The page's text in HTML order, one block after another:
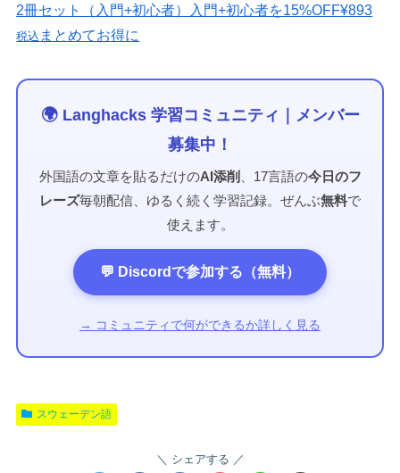
2冊セット（入門+初心者） 入門+初心者を15%OFF¥893
税込 まとめてお得に
🌍 Langhacks 学習コミュニティ｜メンバー
募集中！
外国語の文章を貼るだけのAI添削 、17言語の今日のフ
レーズ毎朝配信、ゆるく続く学習記録。ぜんぶ無料で
使えます。
💬 Discordで参加する（無料）
→ コミュニティで何ができるか詳しく見る
スウェーデン語
シェアする